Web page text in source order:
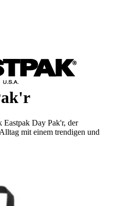
Eastpak Day Pak'r, der
mit einem trendigen und